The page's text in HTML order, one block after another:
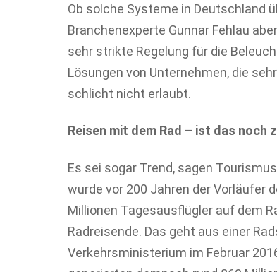
Ob solche Systeme in Deutschland
Branchenexperte Gunnar Fehlau
sehr strikte Regelung für die
Lösungen von Unternehmen, die
schlicht nicht erlaubt.
Reisen mit dem Rad – ist das noch
Es sei sogar Trend, sagen
wurde vor 200 Jahren der Vorläufer
Millionen Tagesausflügler auf dem
Radreisende. Das geht aus einer
Verkehrsministerium im Februar